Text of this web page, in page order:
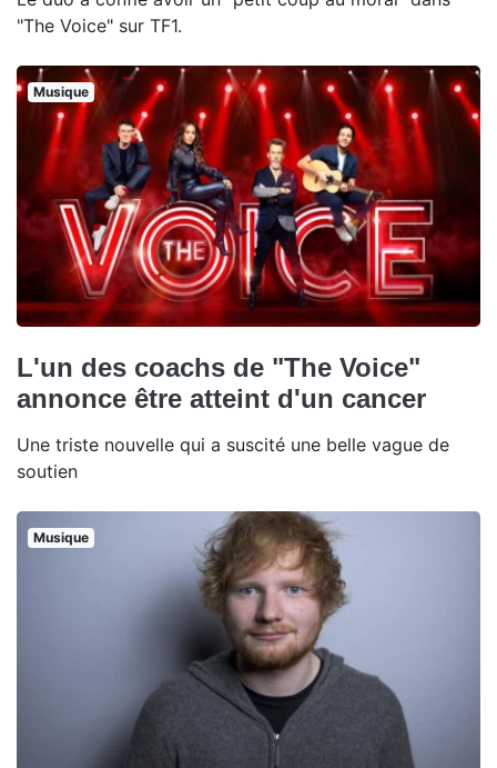
"The Voice" sur TF1.
Musique
L'un des coachs de "The Voice"
annonce être atteint d'un cancer
Une triste nouvelle qui a suscité une belle vague de
soutien
Musique